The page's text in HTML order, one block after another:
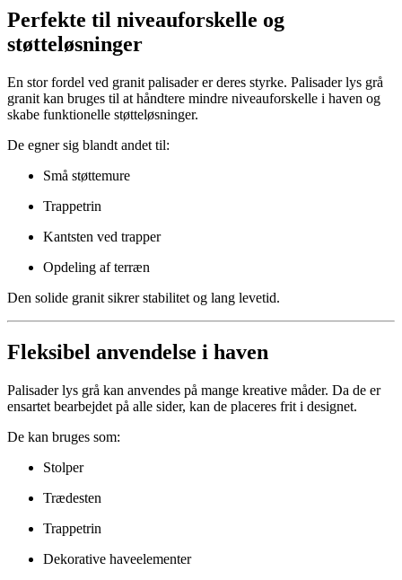
Perfekte til niveauforskelle og
støtteløsninger
En stor fordel ved granit palisader er deres styrke. Palisader lys grå
granit kan bruges til at håndtere mindre niveauforskelle i haven og
skabe funktionelle støtteløsninger.
De egner sig blandt andet til:
Små støttemure
Trappetrin
Kantsten ved trapper
Opdeling af terræn
Den solide granit sikrer stabilitet og lang levetid.
Fleksibel anvendelse i haven
Palisader lys grå kan anvendes på mange kreative måder. Da de er
ensartet bearbejdet på alle sider, kan de placeres frit i designet.
De kan bruges som:
Stolper
Trædesten
Trappetrin
Dekorative haveelementer